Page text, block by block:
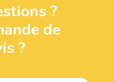
?
de
?